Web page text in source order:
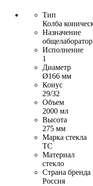
Тип
Колба
Назначение
Исполнение
1
Диаметр
Ø166 мм
Конус
29/32
Объем
2000 мл
Высота
275 мм
Марка стекла
ТС
Материал
стекло
Страна бренда
Россия